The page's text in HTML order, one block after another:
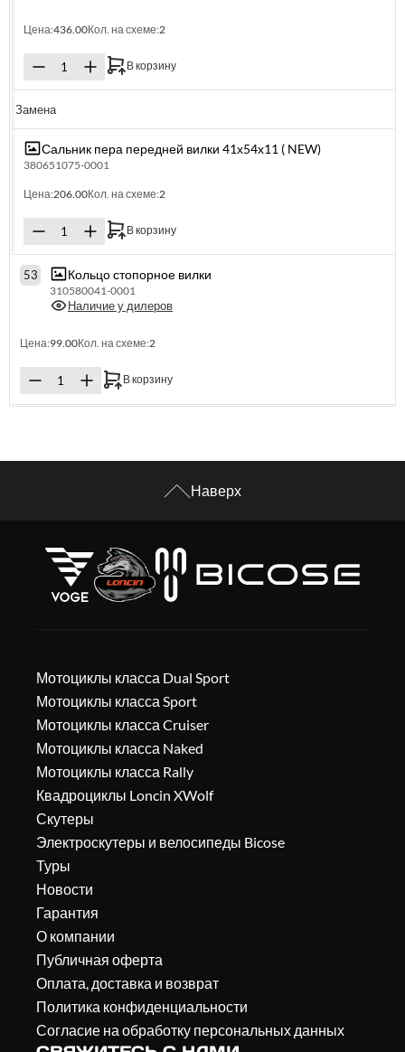
Цена:436.00Кол. на схеме:2
В корзину
Замена
Сальник пера передней вилки 41х54х11 ( NEW)
380651075-0001
Цена:206.00Кол. на схеме:2
В корзину
53 Кольцо стопорное вилки
310580041-0001
Наличие у дилеров
Цена:99.00Кол. на схеме:2
В корзину
Наверх
Мотоциклы класса Dual Sport
Мотоциклы класса Sport
Мотоциклы класса Cruiser
Мотоциклы класса Naked
Мотоциклы класса Rally
Квадроциклы Loncin XWolf
Скутеры
Электроскутеры и велосипеды Bicose
Туры
Новости
Гарантия
О компании
Публичная оферта
Оплата, доставка и возврат
Политика конфиденциальности
Согласие на обработку персональных данных